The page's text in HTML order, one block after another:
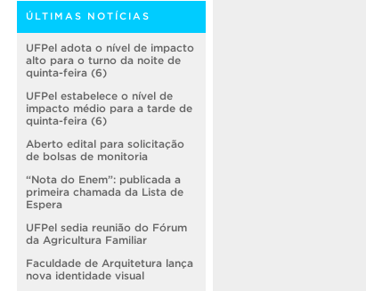
ÚLTIMAS NOTÍCIAS
UFPel adota o nível de impacto
alto para o turno da noite de
quinta-feira (6)
UFPel estabelece o nível de
impacto médio para a tarde de
quinta-feira (6)
Aberto edital para solicitação
de bolsas de monitoria
“Nota do Enem”: publicada a
primeira chamada da Lista de
Espera
UFPel sedia reunião do Fórum
da Agricultura Familiar
Faculdade de Arquitetura lança
nova identidade visual